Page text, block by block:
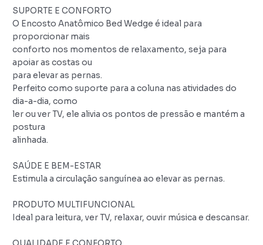
SUPORTE E CONFORTO
O Encosto Anatômico Bed Wedge é ideal para
proporcionar mais
conforto nos momentos de relaxamento, seja para
apoiar as costas ou
para elevar as pernas.
Perfeito como suporte para a coluna nas atividades do
dia-a-dia, como
ler ou ver TV, ele alivia os pontos de pressão e mantém a
postura
alinhada.
SAÚDE E BEM-ESTAR
Estimula a circulação sanguínea ao elevar as pernas.
PRODUTO MULTIFUNCIONAL
Ideal para leitura, ver TV, relaxar, ouvir música e descansar.